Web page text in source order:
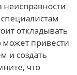
откладывать
привести
и создать
что